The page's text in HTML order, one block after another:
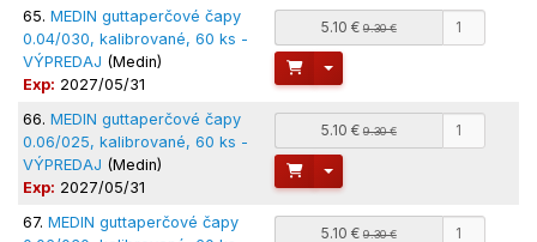
65. MEDIN guttaperčové čapy
0.04/030, kalibrované, 60 ks -
VÝPREDAJ (Medin)
Exp: 2027/05/31
5.10 €9.30 €
Toggle Dropdown
66. MEDIN guttaperčové čapy
0.06/025, kalibrované, 60 ks -
VÝPREDAJ (Medin)
Exp: 2027/05/31
5.10 €9.30 €
Toggle Dropdown
67. MEDIN guttaperčové čapy
5.10 €9.30 €